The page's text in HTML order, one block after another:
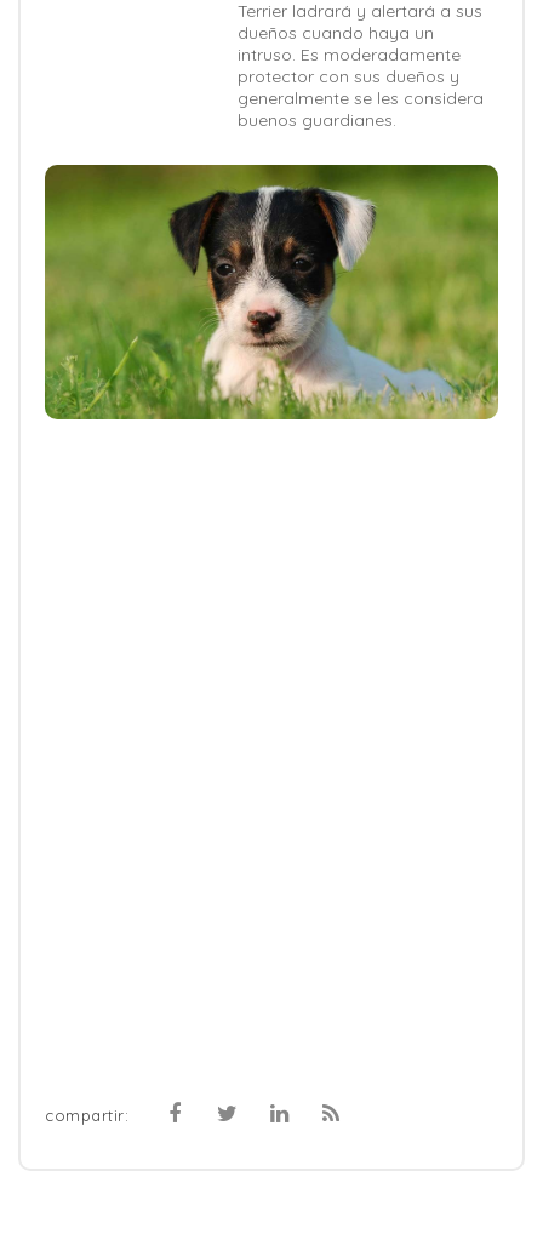
Terrier ladrará y alertará a sus
dueños cuando haya un
intruso. Es moderadamente
protector con sus dueños y
generalmente se les considera
buenos guardianes.
compartir: